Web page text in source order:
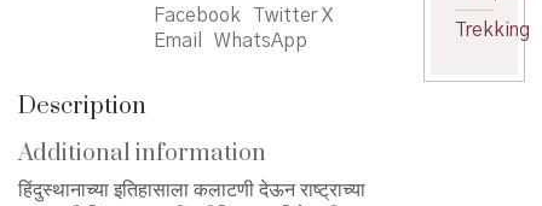
शिवराज्याभिषेक
नव्या
Facebook
Twitter X
Email
WhatsApp
Description
Additional information
हिंदुस्थानाच्या इतिहासाला कलाटणी देऊन राष्ट्राच्या
Trekking